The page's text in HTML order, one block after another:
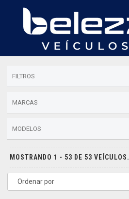
FILTROS
MARCAS
MODELOS
MOSTRANDO 1 - 53 DE 53 VEÍCULOS.
Ordenar por